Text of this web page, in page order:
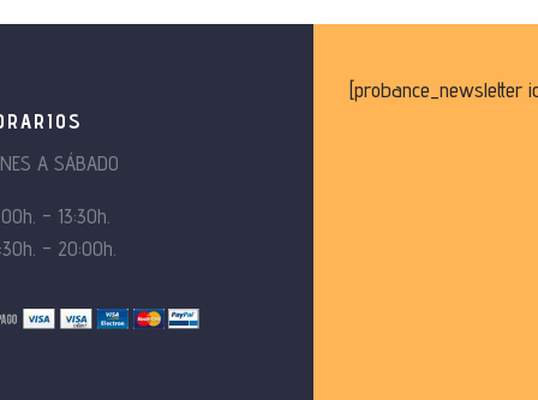
A SÁBADO
– 13:30h.
– 20:00h.
[probance_newsletter